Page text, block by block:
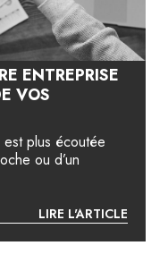
ENTREPRISE
VOS
plus écoutée
ou d’un
LIRE L'ARTICLE